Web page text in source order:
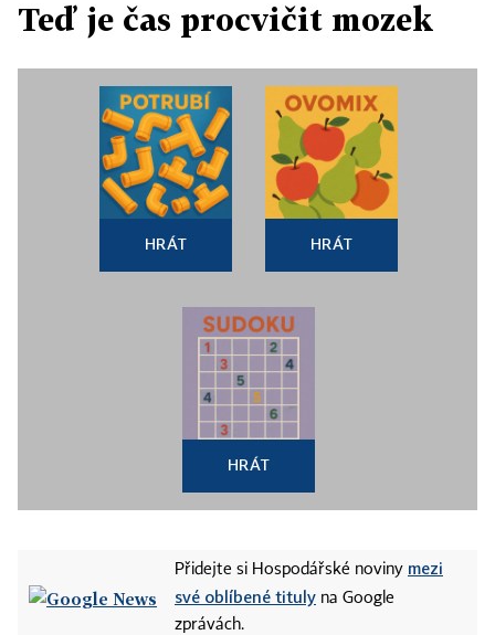
Teď je čas procvičit mozek
HRÁT HRÁT
HRÁT
Přidejte si Hospodářské noviny mezi
své oblíbené tituly na Google
zprávách.